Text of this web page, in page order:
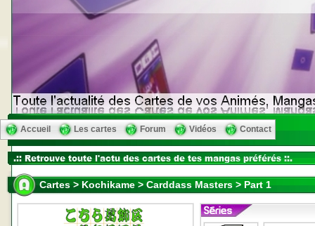
Accueil Les cartes Forum Vidéos Contact
Cartes > Kochikame > Carddass Masters > Part 1